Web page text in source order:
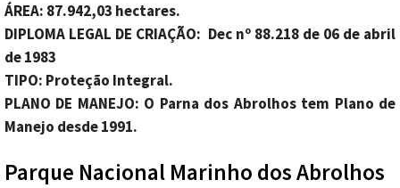
ÁREA: 87.942,03 hectares.
DIPLOMA LEGAL DE CRIAÇÃO: Dec nº 88.218 de 06 de abril
de 1983
TIPO: Proteção Integral.
PLANO DE MANEJO: O Parna dos Abrolhos tem Plano de
Manejo desde 1991.
Parque Nacional Marinho dos Abrolhos